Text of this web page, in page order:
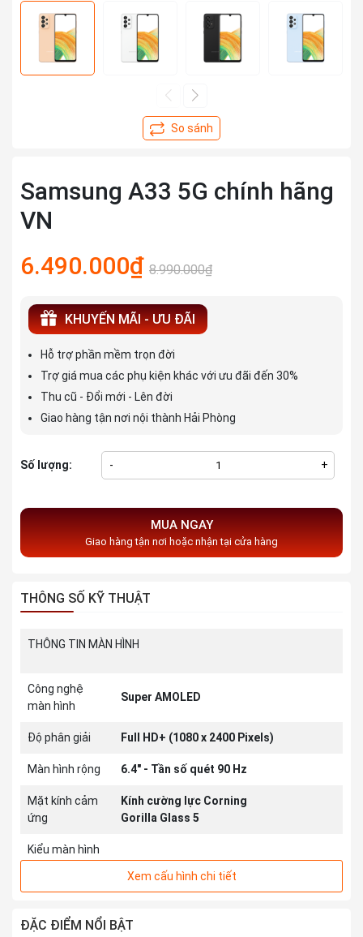
Samsung A33 5G chính hãng
VN
6.490.000₫ 8.990.000₫
KHUYẾN MÃI - ƯU ĐÃI
Hỗ trợ phần mềm trọn đời
Trợ giá mua các phụ kiện khác với ưu đãi đến 30%
Thu cũ - Đổi mới - Lên đời
Giao hàng tận nơi nội thành Hải Phòng
Số lượng: - +
MUA NGAY
Giao hàng tận nơi hoặc nhận tại cửa hàng
THÔNG SỐ KỸ THUẬT
THÔNG TIN MÀN HÌNH
Công nghệ
màn hình
Super AMOLED
Độ phân giải Full HD+ (1080 x 2400 Pixels)
Màn hình rộng 6.4" - Tần số quét 90 Hz
Mặt kính cảm
ứng
Kính cường lực Corning
Gorilla Glass 5
Kiểu màn hình
THÔNG TIN CAMERA SAU
Độ phân giải
MP, 2 MP
Xem cấu hình chi tiết
ĐẶC ĐIỂM NỔI BẬT